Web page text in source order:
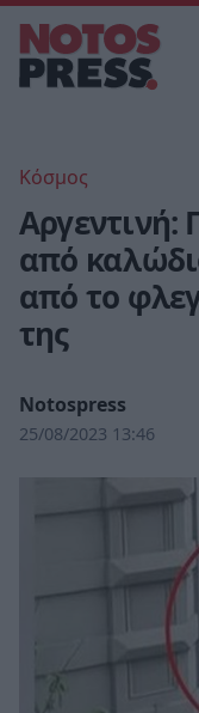
Κόσμος
Αργεντινή:
από
από το
της
Notospress
25/08/2023 13:46